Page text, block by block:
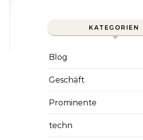
KATEGORIEN
Blog
Geschäft
Prominente
techn